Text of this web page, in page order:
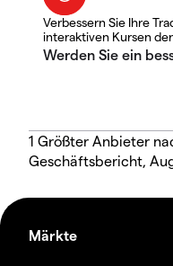
Verbessern Sie Ihre
interaktiven Kursen
1 Größter Anbieter
Geschäftsbericht,
Märkte